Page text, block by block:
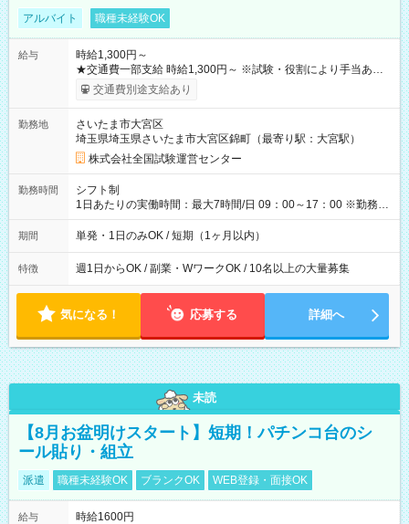
アルバイト 職種未経験OK
給与
時給1,300円～
★交通費一部支給 時給1,300円～ ※試験・役割により手当あり
※勤務回数により昇給あり 【即給（前払い）オプションあ
り！】 希望される場合、勤務から1週間ほどで給与の一部を受け
例】 ・河合塾模擬試験 8:30～17:30（休憩1時間） 時給1,300円
×8時間＝日収10,400円＋交通費 ※当日の役割により時給＋100
円の場合あり ・国家試験 7:00～13:30（休憩なし） 時給1,300
円（役割手当＋100円）×6時間＝日収8,400円＋交通費 【試用期
間】試用期間なし
交通費別途支給あり
勤務地
さいたま市大宮区
埼玉県埼玉県さいたま市大宮区錦町（最寄り駅：大宮駅）
株式会社全国試験運営センター
勤務時間
シフト制
1日あたりの実働時間：最大7時間/日 09：00～17：00 ※勤務時
間は 試験により異なります。
期間 単発・1日のみOK / 短期（1ヶ月以内）
特徴 週1日からOK / 副業・WワークOK / 10名以上の大量募集
気になる！ 応募する 詳細へ
未読
【8月お盆明けスタート】短期！パチンコ台のシ
ール貼り・組立
派遣 職種未経験OK ブランクOK WEB登録・面接OK
給与
時給1600円